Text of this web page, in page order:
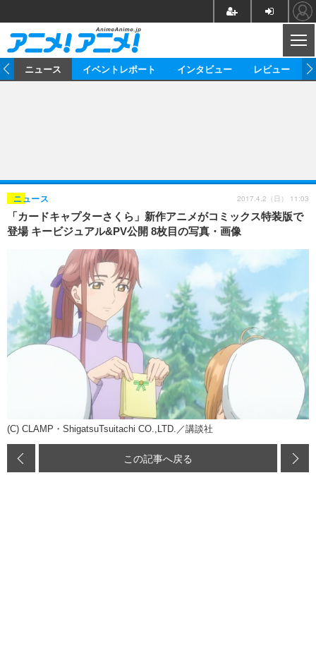
ゲーム グッズ
海外イベント ビジネス
俳優・タレント アーティスト
ビジネス
アニメ 実写
書評 イベント
ゲーム 座談会
動画
アニメ 映画/ドラマ
アニメ！アニメ！TV ABEMA Cafe
連載・コラム
ニュース イベントレポート インタビュー レビュー
「カードキャプターさくら」新作アニメがコミックス特装版で
登場 キービジュアル&PV公開 8枚目の写真・画像
ニュース 2017.4.2（日） 11:03
(C) CLAMP・ShigatsuTsuitachi CO.,LTD.／講談社
この記事へ戻る